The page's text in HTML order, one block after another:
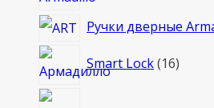
Ручки дверные
Smart Lock 1616